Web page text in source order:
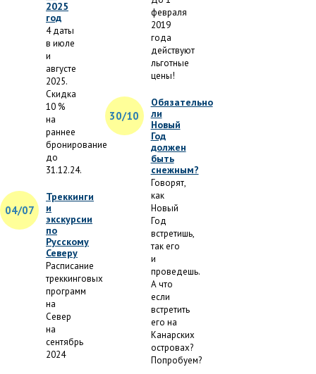
2025
год
4 даты
в июле
и
августе
2025.
Скидка
10 %
на
раннее
бронирование
до
31.12.24.
04/07
Треккинги
и
экскурсии
по
Русскому
Северу
Расписание
треккинговых
программ
на
Север
на
сентябрь
2024
февраля
2019
года
действуют
льготные
цены!
30/10
Обязательно
ли
Новый
Год
должен
быть
снежным?
Говорят,
как
Новый
Год
встретишь,
так его
и
проведешь.
А что
если
встретить
его на
Канарских
островах?
Попробуем?